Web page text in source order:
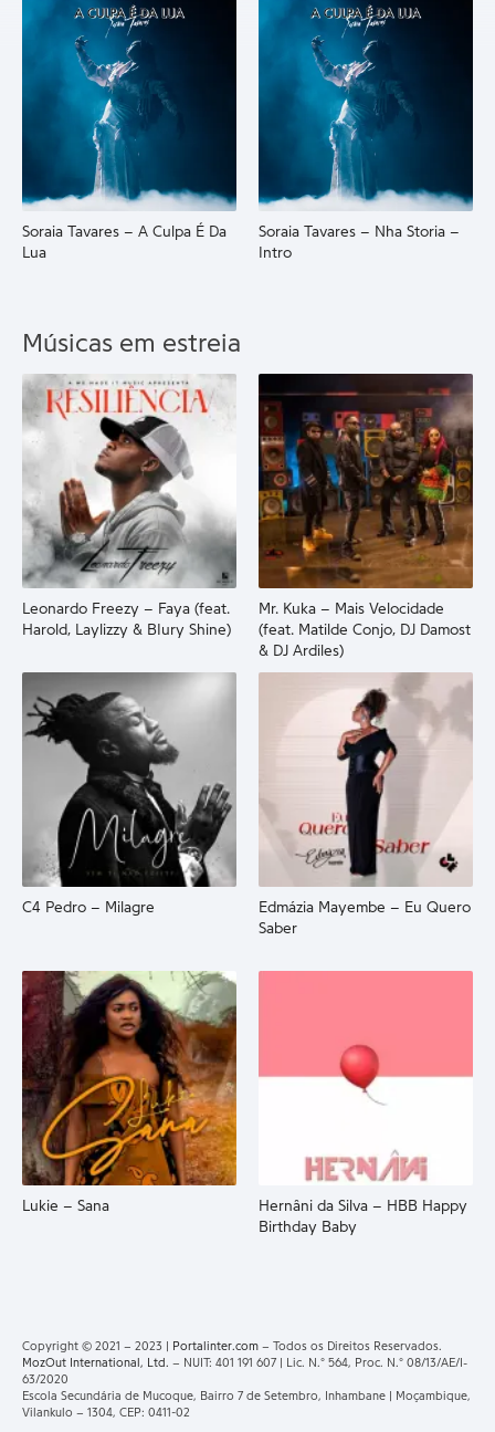
Soraia Tavares – A Culpa É Da
Lua
Soraia Tavares – Nha Storia –
Intro
Músicas em estreia
Leonardo Freezy – Faya (feat.
Harold, Laylizzy & BIury Shine)
Mr. Kuka – Mais Velocidade
(feat. Matilde Conjo, DJ Damost
& DJ Ardiles)
C4 Pedro – Milagre
Edmázia Mayembe – Eu Quero
Saber
Lukie – Sana
Hernâni da Silva – HBB Happy
Birthday Baby
Copyright © 2021 – 2023 | Portalinter.com – Todos os Direitos Reservados.
MozOut International, Ltd. – NUIT: 401 191 607 | Lic. N.° 564, Proc. N.° 08/13/AE/I-
63/2020
Escola Secundária de Mucoque, Bairro 7 de Setembro, Inhambane | Moçambique,
Vilankulo – 1304, CEP: 0411-02